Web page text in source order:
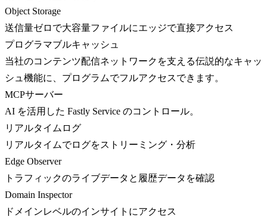
Object Storage
送信量ゼロで大容量ファイルにエッジで直接アクセス
プログラマブルキャッシュ
当社のコンテンツ配信ネットワークを支える伝説的なキャッ
シュ機能に、プログラムでフルアクセスできます。
MCPサーバー
AI を活用した Fastly Service のコントロール。
リアルタイムログ
リアルタイムでログをストリーミング・分析
Edge Observer
トラフィックのライブデータと履歴データを確認
Domain Inspector
ドメインレベルのインサイトにアクセス